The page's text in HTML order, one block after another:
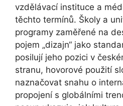
vzdělávací instituce a
těchto termínů. Školy a
programy zaměřené na
pojem „dizajn“ jako
posilují jeho pozici v
stranu, hovorové použití
naznačovat snahu o
propojení s globálními